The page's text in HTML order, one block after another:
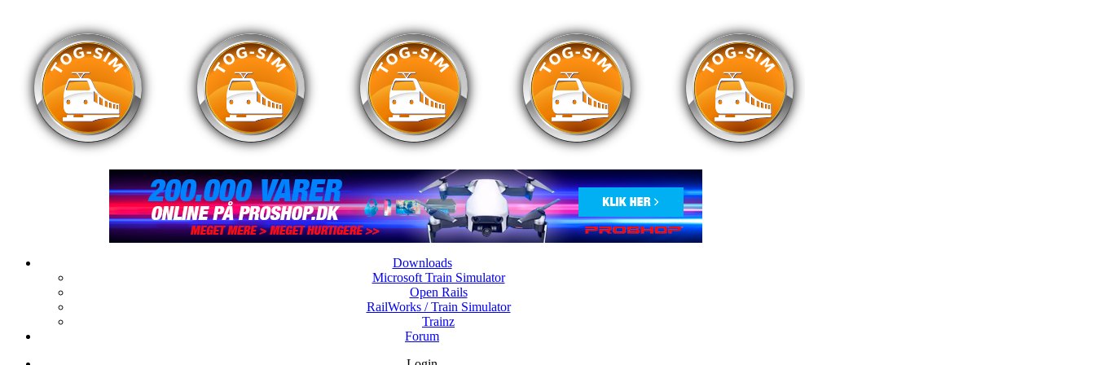
Downloads
Microsoft Train Simulator
Open Rails
RailWorks / Train Simulator
Trainz
Forum